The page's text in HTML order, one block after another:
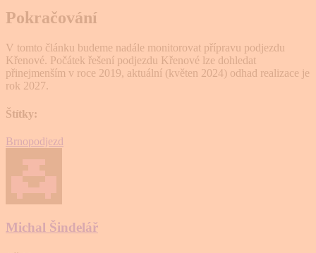
Pokračování
V tomto článku budeme nadále monitorovat přípravu podjezdu
Křenové. Počátek řešení podjezdu Křenové lze dohledat
přinejmenším v roce 2019, aktuální (květen 2024) odhad realizace je
rok 2027.
Štítky:
Brnopodjezd
Michal Šindelář